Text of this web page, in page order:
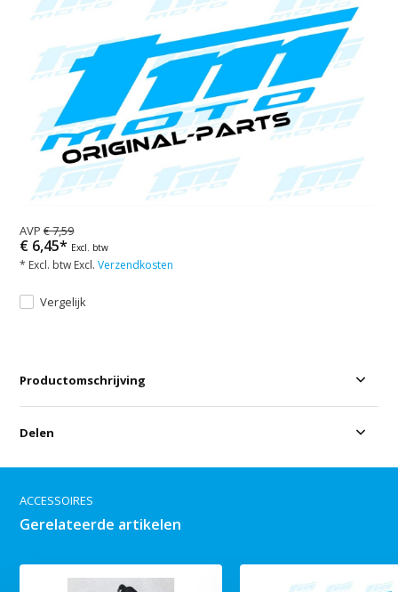
AVP€ 7,59
€ 6,45* Excl. btw
* Excl. btw Excl.Verzendkosten
Vergelijk
Productomschrijving
Delen
ACCESSOIRES
Gerelateerde artikelen